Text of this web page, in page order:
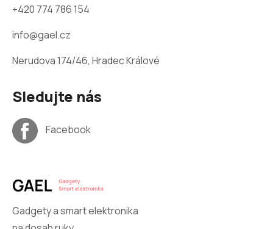
+420 774 786 154
info@gael.cz
Nerudova 174/46, Hradec Králové
Sledujte nás
Facebook
Gadgety a smart elektronika